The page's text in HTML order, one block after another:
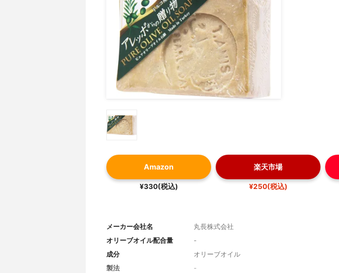
Amazon
¥330(税込)
楽天市場
¥250(税込)
メーカー会社名
丸長株式会社
オリーブオイル配合量
-
成分
オリーブオイル
製法
-